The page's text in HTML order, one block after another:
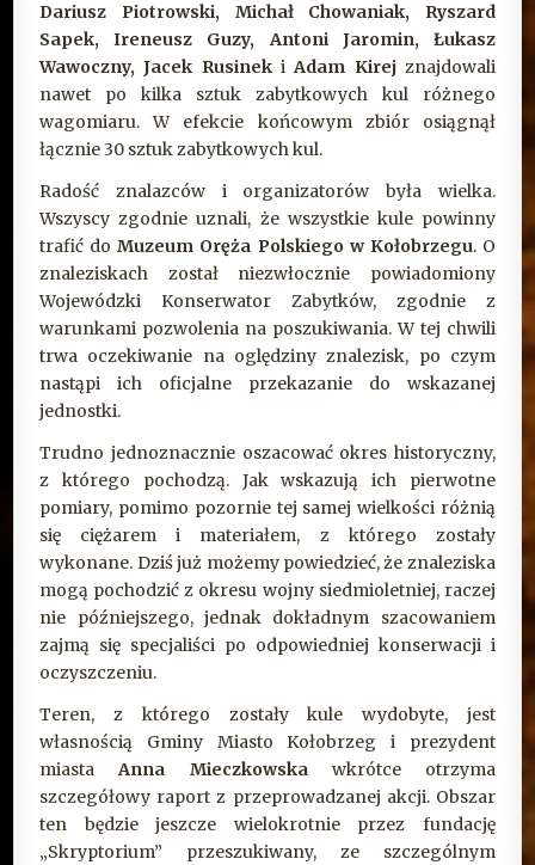
Dariusz Piotrowski, Michał Chowaniak, Ryszard
Sapek, Ireneusz Guzy, Antoni Jaromin, Łukasz
Wawoczny, Jacek RusinekiAdam Kirejznajdowali
nawet po kilka sztuk zabytkowych kul różnego
wagomiaru. W efekcie końcowym zbiór osiągnął
łącznie 30 sztuk zabytkowych kul.
Radość znalazców i organizatorów była wielka.
Wszyscy zgodnie uznali, że wszystkie kule powinny
trafić doMuzeum Oręża Polskiego w Kołobrzegu. O
znaleziskach został niezwłocznie powiadomiony
Wojewódzki Konserwator Zabytków, zgodnie z
warunkami pozwolenia na poszukiwania. W tej chwili
trwa oczekiwanie na oględziny znalezisk, po czym
nastąpi ich oficjalne przekazanie do wskazanej
jednostki.
Trudno jednoznacznie oszacować okres historyczny,
z którego pochodzą. Jak wskazują ich pierwotne
pomiary, pomimo pozornie tej samej wielkości różnią
się ciężarem i materiałem, z którego zostały
wykonane. Dziś już możemy powiedzieć, że znaleziska
mogą pochodzić z okresu wojny siedmioletniej, raczej
nie późniejszego, jednak dokładnym szacowaniem
zajmą się specjaliści po odpowiedniej konserwacji i
oczyszczeniu.
Teren, z którego zostały kule wydobyte, jest
własnością Gminy Miasto Kołobrzeg i prezydent
miastaAnna Mieczkowskawkrótce otrzyma
szczegółowy raport z przeprowadzanej akcji. Obszar
ten będzie jeszcze wielokrotnie przez fundację
„Skryptorium” przeszukiwany, ze szczególnym